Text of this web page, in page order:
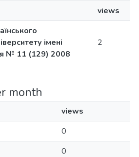
views
імені
№ 11 (129) 2008
2
month
views
0
0